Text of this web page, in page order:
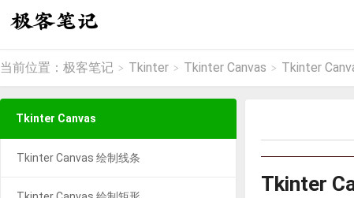
当前位置： 极客笔记 > Tkinter > Tkinter Canvas > Tkinter
Tkinter
Tkinter Canvas
Tkinter Canvas 绘制线条